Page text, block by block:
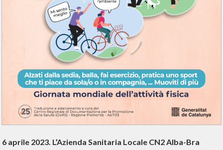
6 aprile 2023. L’Azienda Sanitaria Locale CN2 Alba-Bra